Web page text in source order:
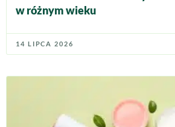
w różnym wieku
14 LIPCA 2026